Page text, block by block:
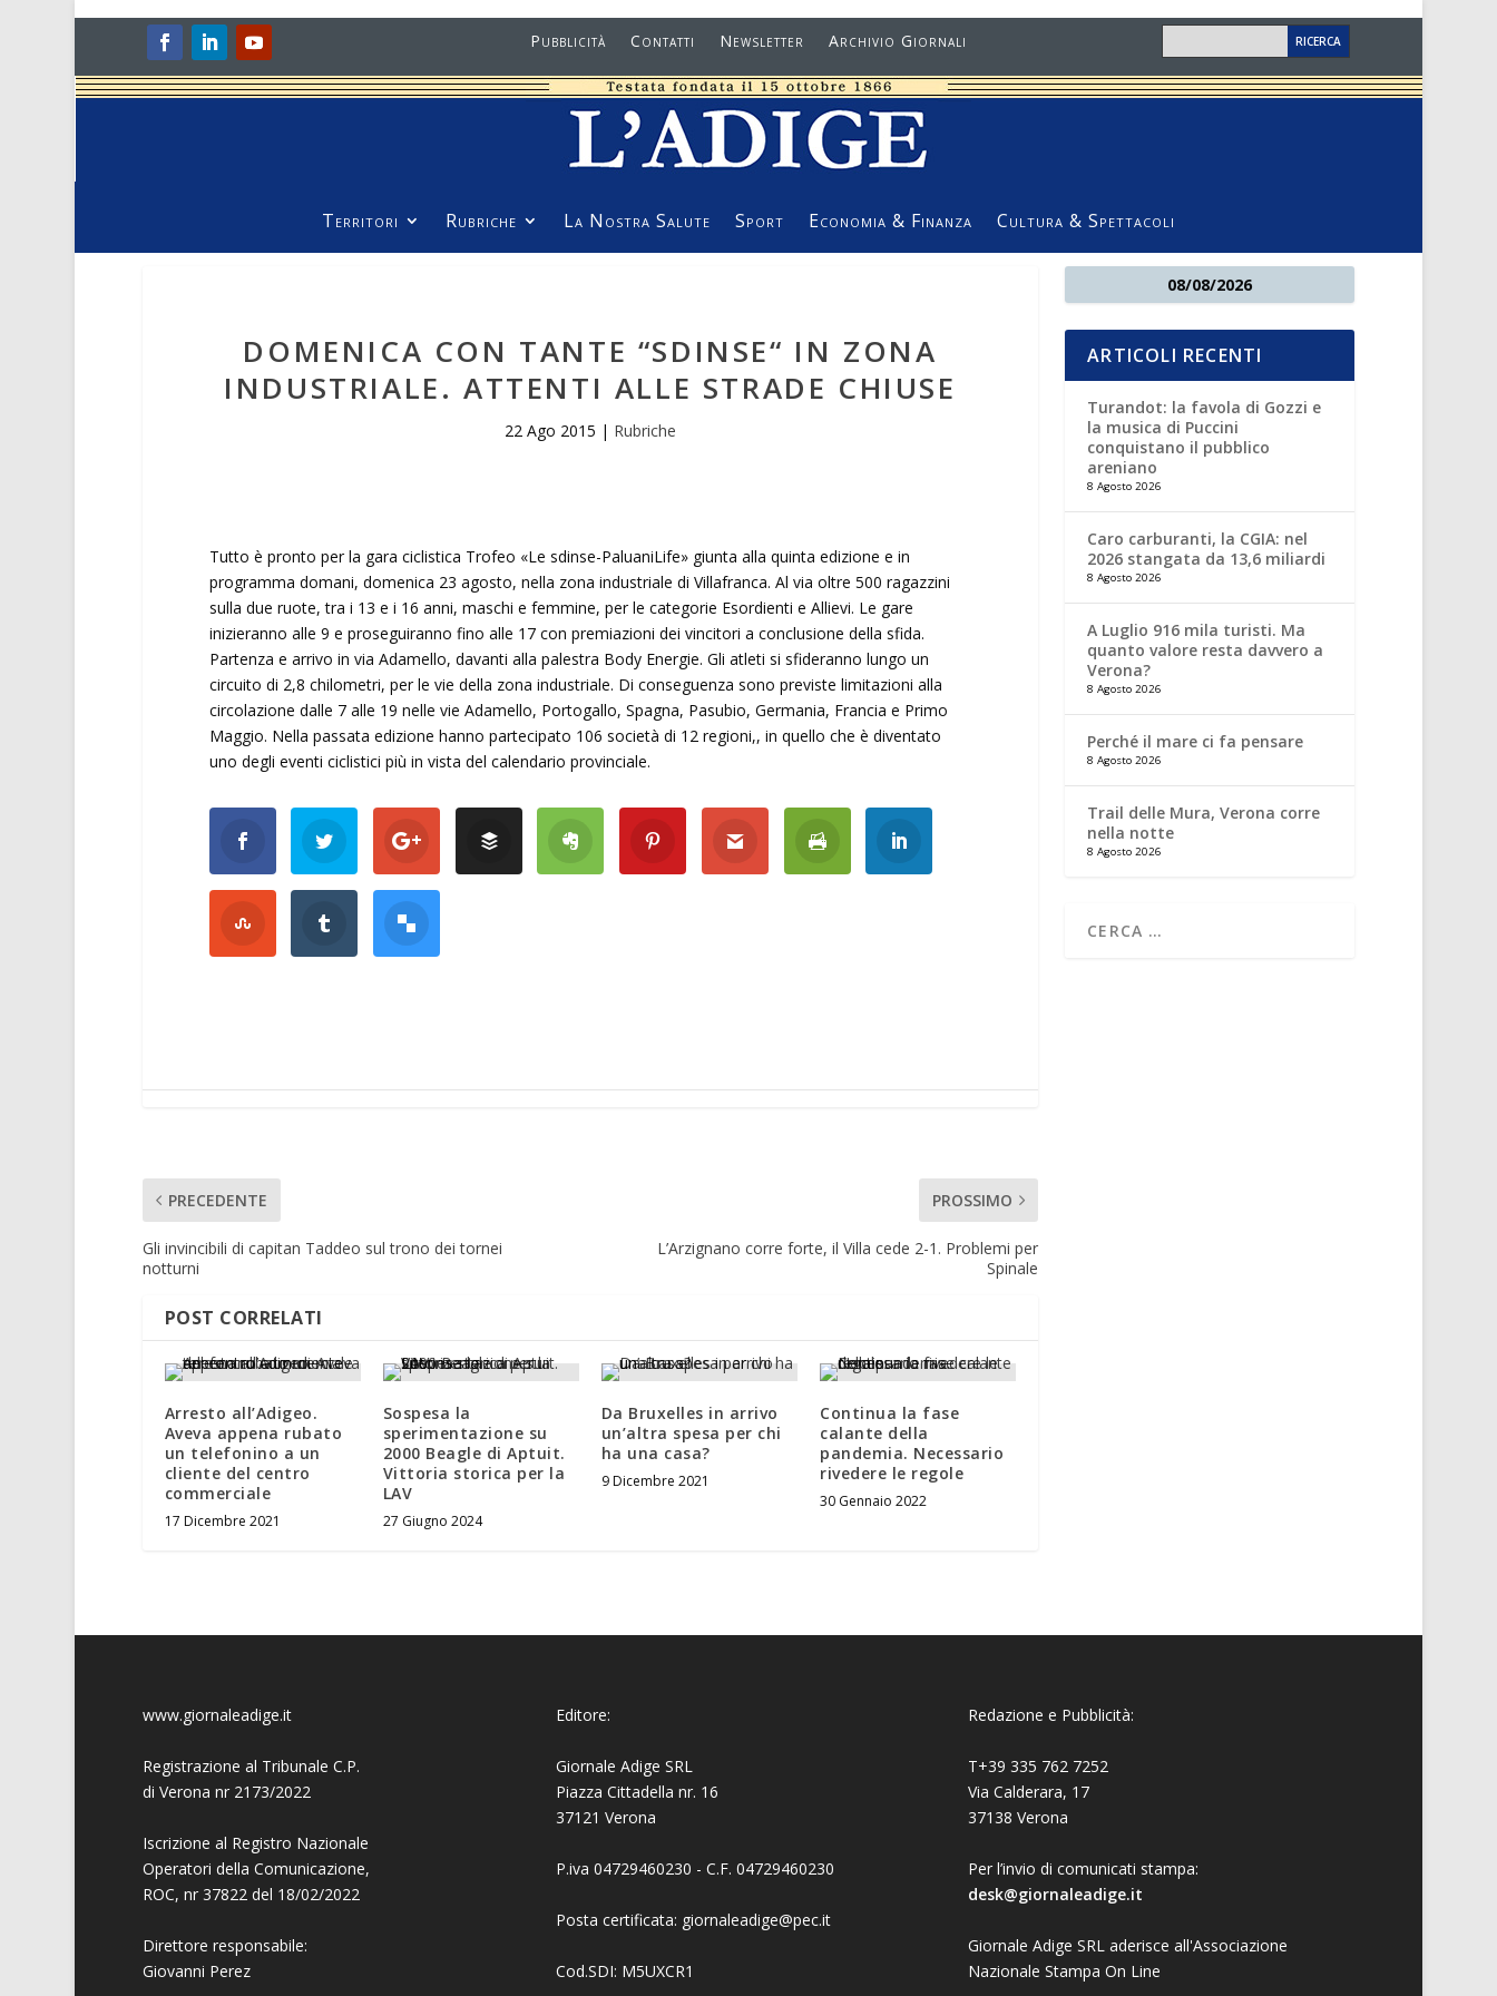
Pubblicità Contatti Newsletter Archivio Giornali
Territori Rubriche La Nostra Salute Sport Economia & Finanza Cultura & Spettacoli
DOMENICA CON TANTE “SDINSE“ IN ZONA
INDUSTRIALE. ATTENTI ALLE STRADE CHIUSE
22 Ago 2015 | Rubriche
Tutto è pronto per la gara ciclistica Trofeo «Le sdinse-PaluaniLife» giunta alla quinta edizione e in
programma domani, domenica 23 agosto, nella zona industriale di Villafranca. Al via oltre 500 ragazzini
sulla due ruote, tra i 13 e i 16 anni, maschi e femmine, per le categorie Esordienti e Allievi. Le gare
inizieranno alle 9 e proseguiranno fino alle 17 con premiazioni dei vincitori a conclusione della sfida.
Partenza e arrivo in via Adamello, davanti alla palestra Body Energie. Gli atleti si sfideranno lungo un
circuito di 2,8 chilometri, per le vie della zona industriale. Di conseguenza sono previste limitazioni alla
circolazione dalle 7 alle 19 nelle vie Adamello, Portogallo, Spagna, Pasubio, Germania, Francia e Primo
Maggio. Nella passata edizione hanno partecipato 106 società di 12 regioni,, in quello che è diventato
uno degli eventi ciclistici più in vista del calendario provinciale.
PRECEDENTE
Gli invincibili di capitan Taddeo sul trono dei tornei
notturni
PROSSIMO
L’Arzignano corre forte, il Villa cede 2-1. Problemi per
Spinale
POST CORRELATI
Arresto all’Adigeo.
Aveva appena rubato
un telefonino a un
cliente del centro
commerciale
17 Dicembre 2021
Sospesa la
sperimentazione su
2000 Beagle di Aptuit.
Vittoria storica per la
LAV
27 Giugno 2024
Da Bruxelles in arrivo
un’altra spesa per chi
ha una casa?
9 Dicembre 2021
Continua la fase
calante della
pandemia. Necessario
rivedere le regole
30 Gennaio 2022
08/08/2026
ARTICOLI RECENTI
Turandot: la favola di Gozzi e
la musica di Puccini
conquistano il pubblico
areniano
8 Agosto 2026
Caro carburanti, la CGIA: nel
2026 stangata da 13,6 miliardi
8 Agosto 2026
A Luglio 916 mila turisti. Ma
quanto valore resta davvero a
Verona?
8 Agosto 2026
Perché il mare ci fa pensare
8 Agosto 2026
Trail delle Mura, Verona corre
nella notte
8 Agosto 2026
www.giornaleadige.it
Registrazione al Tribunale C.P.
di Verona nr 2173/2022
Iscrizione al Registro Nazionale
Operatori della Comunicazione,
ROC, nr 37822 del 18/02/2022
Direttore responsabile:
Giovanni Perez
Editore:
Giornale Adige SRL
Piazza Cittadella nr. 16
37121 Verona
P.iva 04729460230 - C.F. 04729460230
Posta certificata: giornaleadige@pec.it
Cod.SDI: M5UXCR1
Redazione e Pubblicità:
T+39 335 762 7252
Via Calderara, 17
37138 Verona
Per l’invio di comunicati stampa:
desk@giornaleadige.it
Giornale Adige SRL aderisce all'Associazione
Nazionale Stampa On Line